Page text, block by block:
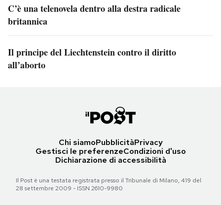
C’è una telenovela dentro alla destra radicale
britannica
Il principe del Liechtenstein contro il diritto
all’aborto
Chi siamoPubblicitàPrivacy
Gestisci le preferenzeCondizioni d'uso
Dichiarazione di accessibilità
Il Post è una testata registrata presso il Tribunale di Milano, 419 del
28 settembre 2009 - ISSN 2610-9980